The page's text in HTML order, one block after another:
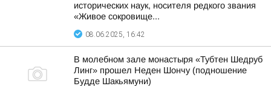
исторических наук, носителя редкого звания
«Живое сокровище...
08.06.2025, 16:42
В молебном зале монастыря «Тубтен Шедруб
Линг» прошел Неден Шончу (подношение
Будде Шакьямуни)